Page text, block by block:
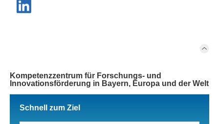
Kompetenzzentrum für Forschungs- und
Innovationsförderung in Bayern, Europa und der Welt
Schnell zum Ziel